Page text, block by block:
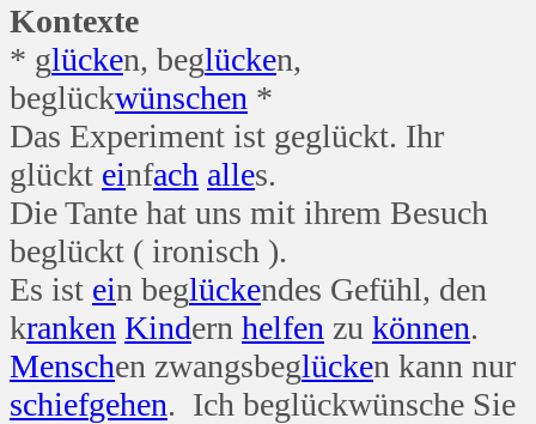
Kontexte
* glücken, beglücken,
beglückwünschen *
Das Experiment ist geglückt. Ihr
glückt einfach alles.
Die Tante hat uns mit ihrem Besuch
beglückt ( ironisch ).
Es ist ein beglückendes Gefühl, den
kranken Kindern helfen zu können.
Menschen zwangsbeglücken kann nur
schiefgehen. Ich beglückwünsche Sie